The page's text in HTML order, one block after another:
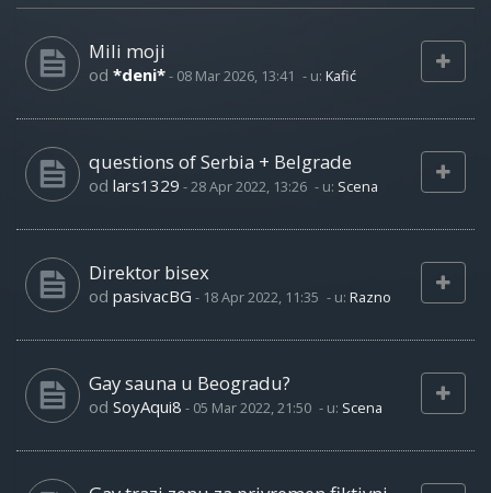
Mili moji
od *deni*- 08 Mar 2026, 13:41 - u: Kafić
questions of Serbia + Belgrade
od lars1329 -28 Apr 2022, 13:26 - u: Scena
Direktor bisex
od pasivacBG - 18 Apr 2022, 11:35 - u: Razno
Gay sauna u Beogradu?
od SoyAqui8 - 05 Mar 2022, 21:50 - u: Scena